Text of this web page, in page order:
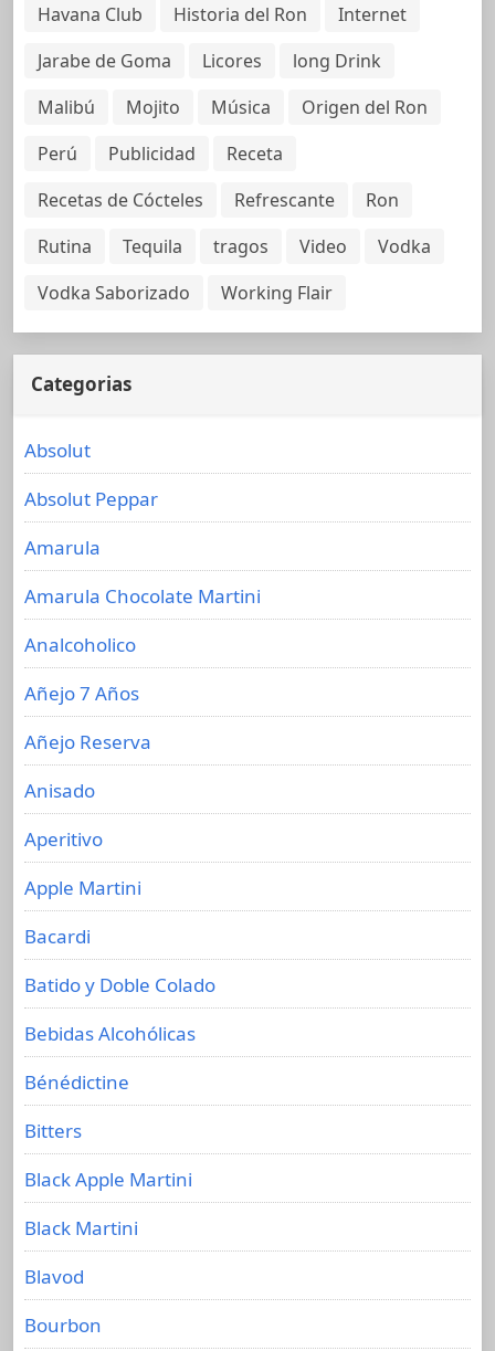
Havana Club
Historia del Ron
Internet
Jarabe de Goma
Licores
long Drink
Malibú
Mojito Música
Origen del Ron
Perú
Publicidad
Receta
Recetas de Cócteles
Refrescante
Ron
Rutina
Tequila tragos Video
Vodka
Vodka Saborizado
Working Flair
Categorias
Absolut
Absolut Peppar
Amarula
Amarula Chocolate Martini
Analcoholico
Añejo 7 Años
Añejo Reserva
Anisado
Aperitivo
Apple Martini
Bacardi
Batido y Doble Colado
Bebidas Alcohólicas
Bénédictine
Bitters
Black Apple Martini
Black Martini
Blavod
Bourbon